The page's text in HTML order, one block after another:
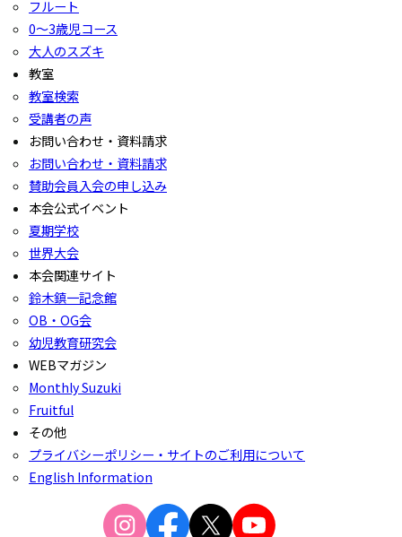
フルート
0〜3歳児コース
大人のスズキ
教室
教室検索
受講者の声
お問い合わせ・資料請求
お問い合わせ・資料請求
賛助会員入会の申し込み
本会公式イベント
夏期学校
世界大会
本会関連サイト
鈴木鎮一記念館
OB・OG会
幼児教育研究会
WEBマガジン
Monthly Suzuki
Fruitful
その他
プライバシーポリシー・サイトのご利用について
English Information